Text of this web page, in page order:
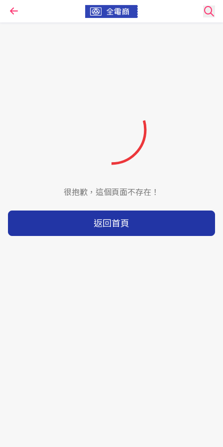
很抱歉，這個頁面不存在！
返回首頁